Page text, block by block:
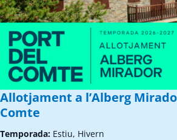
Allotjament a l’Alberg
Comte
Temporada: Estiu, Hivern